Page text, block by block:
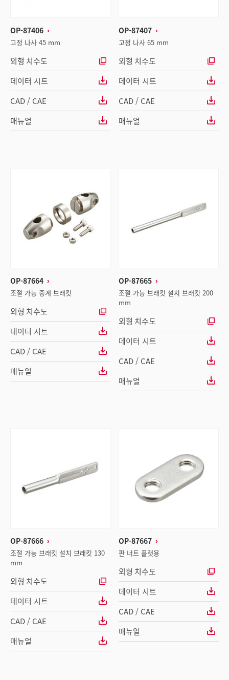
OP-87406
고정 나사 45 mm
외형 치수도
데이터 시트
CAD / CAE
매뉴얼
OP-87407
고정 나사 65 mm
외형 치수도
데이터 시트
CAD / CAE
매뉴얼
OP-87664
조절 가능 중계 브래킷
외형 치수도
데이터 시트
CAD / CAE
매뉴얼
OP-87665
조절 가능 브래킷 설치 브래킷 200
mm
외형 치수도
데이터 시트
CAD / CAE
매뉴얼
OP-87666
조절 가능 브래킷 설치 브래킷 130
mm
외형 치수도
데이터 시트
CAD / CAE
매뉴얼
OP-87667
판 너트 플랫용
외형 치수도
데이터 시트
CAD / CAE
매뉴얼